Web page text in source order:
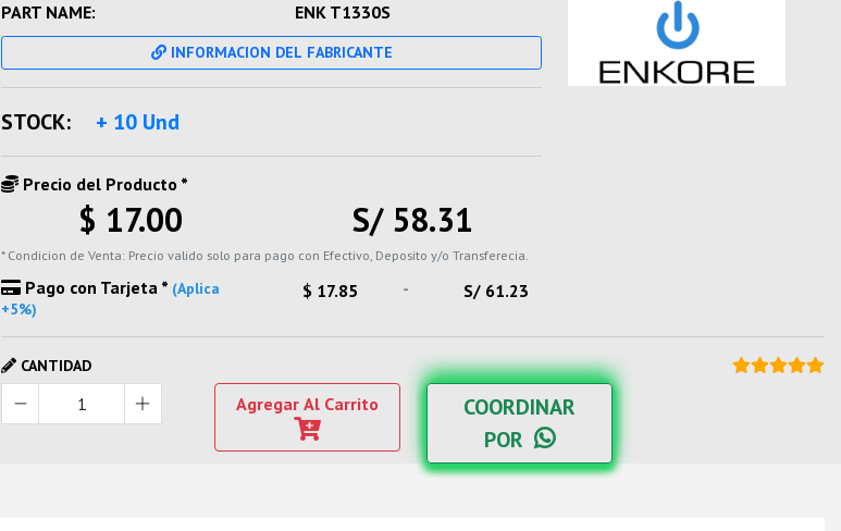
PART NAME: ENK T1330S
INFORMACION DEL FABRICANTE
STOCK: + 10 Und
Precio del Producto *
$ 17.00 S/ 58.31
* Condicion de Venta: Precio valido solo para pago con Efectivo, Deposito y/o Transferecia.
Pago con Tarjeta * (Aplica
+5%)
$ 17.85 - S/ 61.23
CANTIDAD
Agregar Al Carrito
COORDINAR
POR